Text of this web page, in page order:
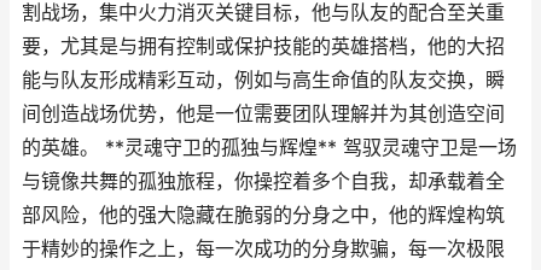
割战场，集中火力消灭关键目标，他与队友的配合至关重
要，尤其是与拥有控制或保护技能的英雄搭档，他的大招
能与队友形成精彩互动，例如与高生命值的队友交换，瞬
间创造战场优势，他是一位需要团队理解并为其创造空间
的英雄。 **灵魂守卫的孤独与辉煌** 驾驭灵魂守卫是一场
与镜像共舞的孤独旅程，你操控着多个自我，却承载着全
部风险，他的强大隐藏在脆弱的分身之中，他的辉煌构筑
于精妙的操作之上，每一次成功的分身欺骗，每一次极限